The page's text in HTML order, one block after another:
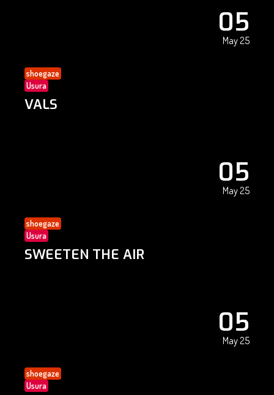
05
May 25
shoegaze
Usura
VALS
05
May 25
shoegaze
Usura
SWEETEN THE AIR
05
May 25
shoegaze
Usura